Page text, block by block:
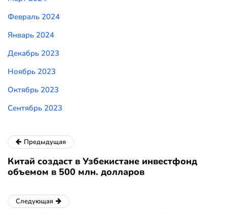
Февраль 2024
Январь 2024
Декабрь 2023
Ноябрь 2023
Октябрь 2023
Сентябрь 2023
Предыдущая
Китай создаст в Узбекистане инвестфонд
объемом в 500 млн. долларов
Следующая